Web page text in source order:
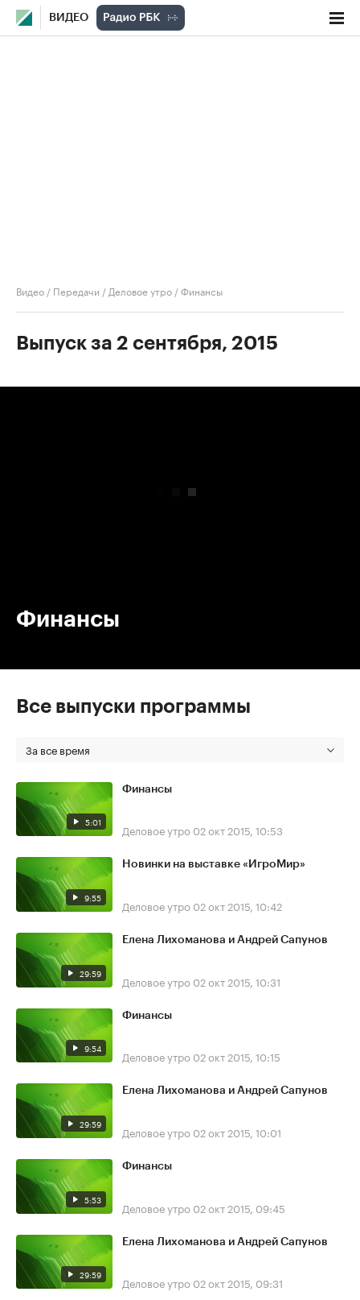
ВИДЕО
Видео / Передачи / Деловое утро /Финансы
Выпуск за 2 сентября, 2015
Финансы
Все выпуски программы
За все время
5:01
Финансы
Деловое утро 02 окт 2015, 10:53
9:55
Новинки на выставке «ИгроМир»
Деловое утро 02 окт 2015, 10:42
29:59
Елена Лихоманова и Андрей Сапунов
Деловое утро 02 окт 2015, 10:31
9:54
Финансы
Деловое утро 02 окт 2015, 10:15
29:59
Елена Лихоманова и Андрей Сапунов
Деловое утро 02 окт 2015, 10:01
5:53
Финансы
Деловое утро 02 окт 2015, 09:45
29:59
Елена Лихоманова и Андрей Сапунов
Деловое утро 02 окт 2015, 09:31